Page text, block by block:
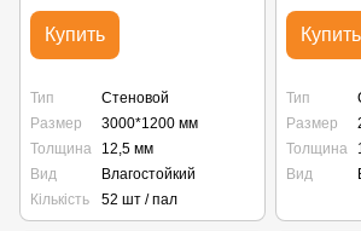
Купить
Тип
Стеновой
Размер
3000*1200 мм
Толщина
12,5 мм
Вид
Влагостойкий
Кількість
52 шт / пал
Купить
Тип
Размер
Толщина
Вид